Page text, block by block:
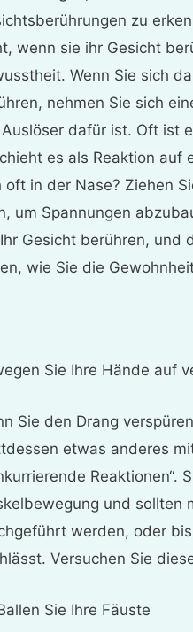
zu
wenn sie ihr Gesicht
Wenn Sie sich
nehmen Sie sich
dafür ist. Oft ist
es als Reaktion auf
oft in der Nase? Ziehen
um Spannungen
Gesicht berühren, und
wie Sie die
Sie Ihre Hände auf
Sie den Drang
etwas anderes
Reaktionen“.
und sollten
werden, oder
Versuchen Sie
Sie Ihre Fäuste